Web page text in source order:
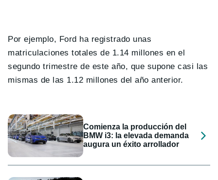
Por ejemplo, Ford ha registrado unas
matriculaciones totales de 1.14 millones en el
segundo trimestre de este año, que supone casi las
mismas de las 1.12 millones del año anterior.
Comienza la producción del
BMW i3: la elevada demanda
augura un éxito arrollador